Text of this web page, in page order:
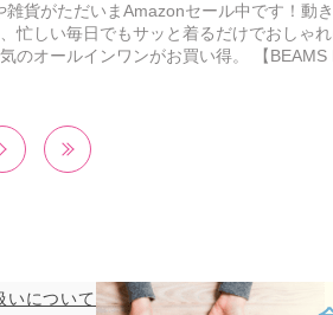
雑貨がただいまAmazonセール中です！動
忙しい毎日でもサッと着るだけでおしゃ
のオールインワンがお買い得。 【BEAMS
いについて